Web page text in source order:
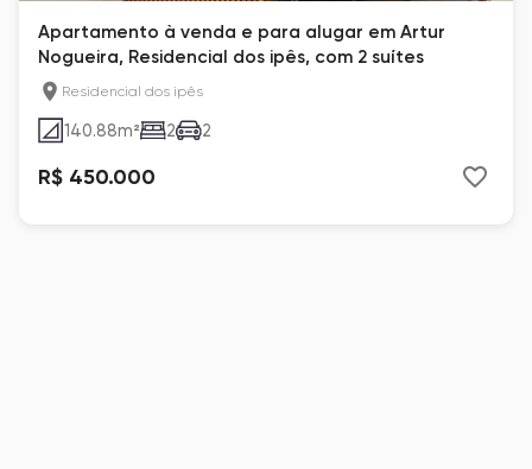
Apartamento à venda e para alugar em Artur
Nogueira, Residencial dos ipês, com 2 suítes
Residencial dos ipês
140.88m² 2 2
R$ 450.000